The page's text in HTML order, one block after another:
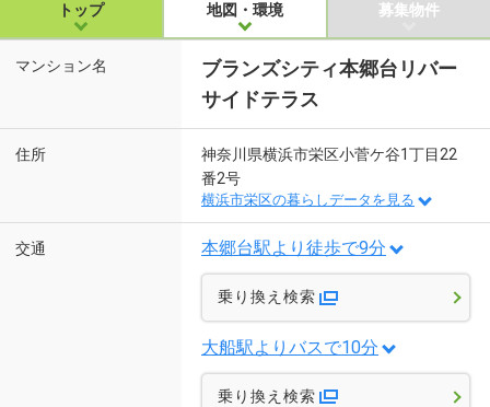
トップ 地図・環境 募集物件
マンション名
ブランズシティ本郷台リバー
サイドテラス
住所
神奈川県横浜市栄区小菅ケ谷1丁目22
番2号
横浜市栄区の暮らしデータを見る
交通 本郷台駅より徒歩で9分
乗り換え検索
大船駅よりバスで10分
乗り換え検索